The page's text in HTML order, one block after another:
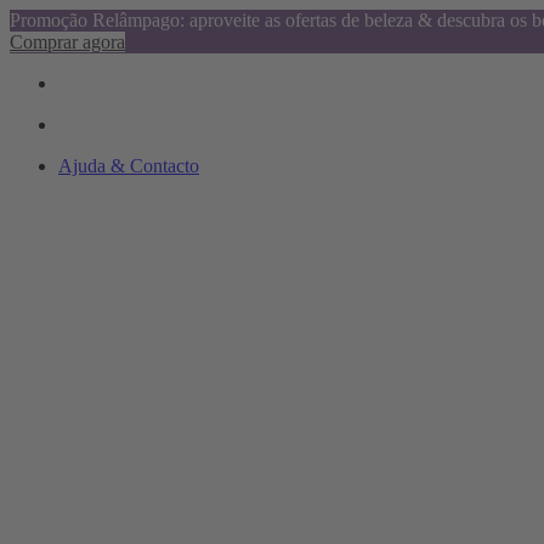
Promoção Relâmpago: aproveite as ofertas de beleza & descubra os
Comprar agora
Ajuda & Contacto